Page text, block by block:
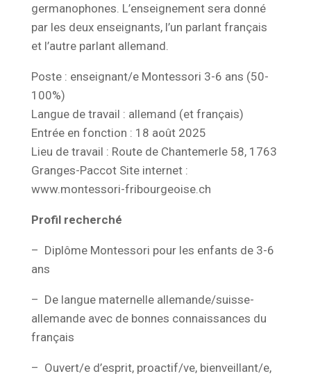
germanophones. L’enseignement sera donné
par les deux enseignants, l’un parlant français
et l’autre parlant allemand.
Poste : enseignant/e Montessori 3-6 ans (50-
100%)
Langue de travail : allemand (et français)
Entrée en fonction : 18 août 2025
Lieu de travail : Route de Chantemerle 58, 1763
Granges-Paccot Site internet :
www.montessori-fribourgeoise.ch
Profil recherché
– Diplôme Montessori pour les enfants de 3-6
ans
– De langue maternelle allemande/suisse-
allemande avec de bonnes connaissances du
français
– Ouvert/e d’esprit, proactif/ve, bienveillant/e,